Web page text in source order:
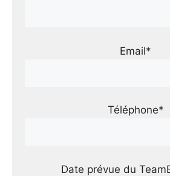
Email*
Téléphone*
Date prévue du